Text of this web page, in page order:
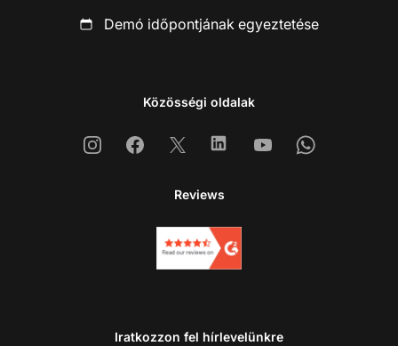
Demó időpontjának egyeztetése
Közösségi oldalak
InstagramFacebook
X LinkedinYoutubeWhatsapp
Reviews
Iratkozzon fel hírlevelünkre